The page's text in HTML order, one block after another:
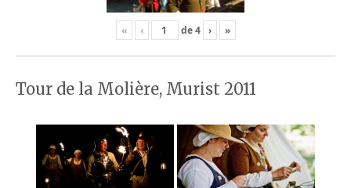
« ‹ de4 › »
Tour de la Molière, Murist 2011